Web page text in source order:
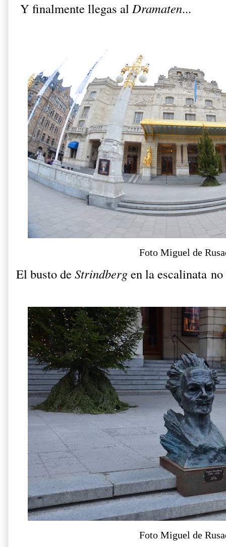
Y finalmente llegas alDramaten...
Foto Miguel de
El busto deStrindbergen la escalinata
Foto Miguel de